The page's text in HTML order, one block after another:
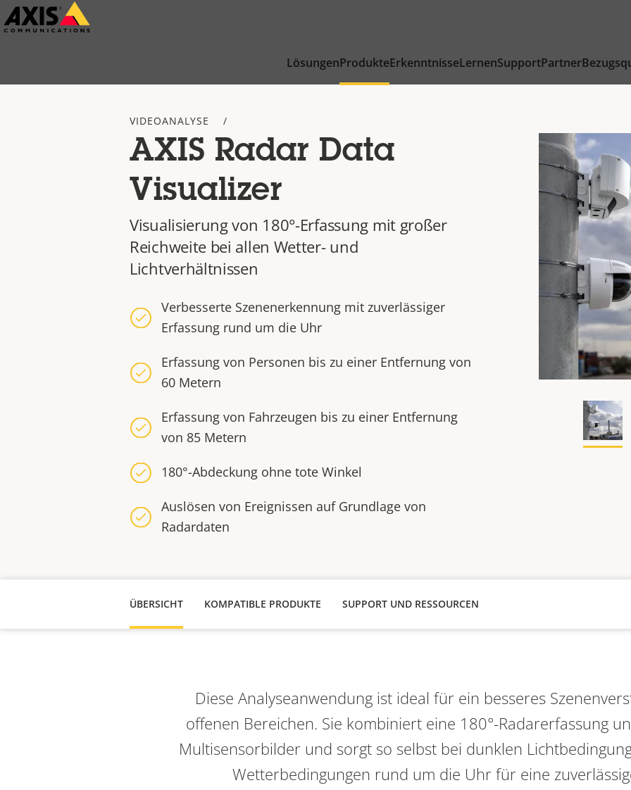
Zum
Hauptinhalt
LösungenProdukteErkenntnisseLernenSupportPartner
VIDEOANALYSE
AXIS Radar Data
Visualizer
Visualisierung von 180°-Erfassung mit großer
Reichweite bei allen Wetter- und
Lichtverhältnissen
Verbesserte Szenenerkennung mit zuverlässiger
Erfassung rund um die Uhr
Erfassung von Personen bis zu einer Entfernung von
60 Metern
Erfassung von Fahrzeugen bis zu einer Entfernung
von 85 Metern
180°-Abdeckung ohne tote Winkel
Auslösen von Ereignissen auf Grundlage von
Radardaten
ÜBERSICHT KOMPATIBLE PRODUKTE SUPPORT UND RESSOURCEN
Diese Analyseanwendung ist ideal für ein besseres
offenen Bereichen. Sie kombiniert eine 180°-Radarerfassung
Multisensorbilder und sorgt so selbst bei dunklen
Wetterbedingungen rund um die Uhr für eine